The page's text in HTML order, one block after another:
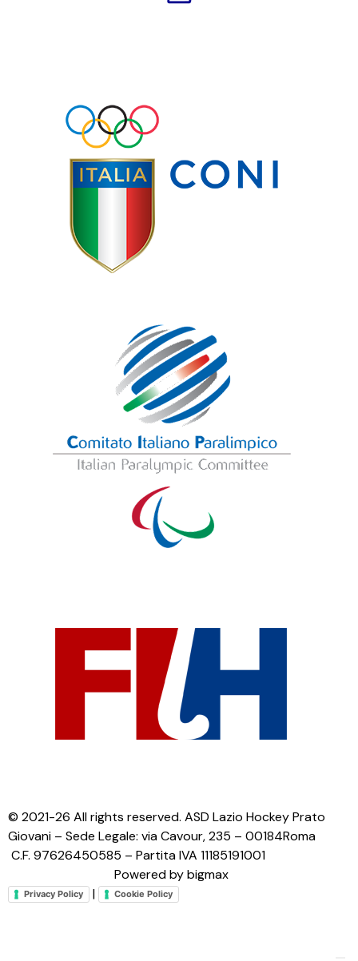
© 2021-26 All rights reserved. ASD Lazio Hockey Prato
Giovani – Sede Legale: via Cavour, 235 – 00184Roma
C.F. 97626450585 – Partita IVA 11185191001
Powered by bigmax
Privacy Policy | Cookie Policy